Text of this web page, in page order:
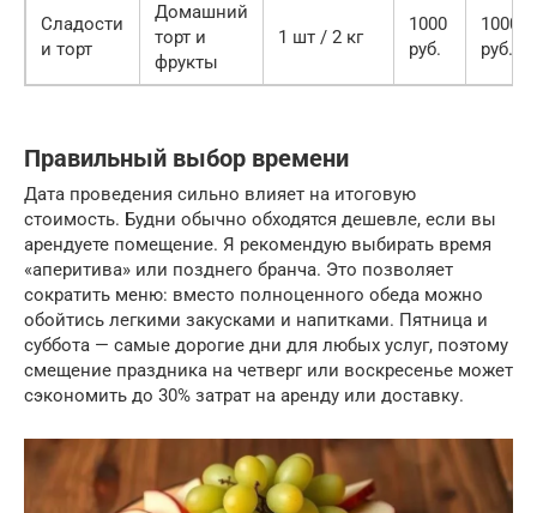
Сладости
и торт
Домашний
торт и
фрукты
1 шт / 2 кг
1000
руб.
1000
руб.
Правильный выбор времени
Дата проведения сильно влияет на итоговую
стоимость. Будни обычно обходятся дешевле, если вы
арендуете помещение. Я рекомендую выбирать время
«аперитива» или позднего бранча. Это позволяет
сократить меню: вместо полноценного обеда можно
обойтись легкими закусками и напитками. Пятница и
суббота — самые дорогие дни для любых услуг, поэтому
смещение праздника на четверг или воскресенье может
сэкономить до 30% затрат на аренду или доставку.